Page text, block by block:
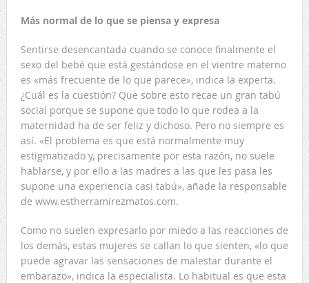
Más normal de lo que se piensa y expresa
Sentirse desencantada cuando se conoce finalmente el
sexo del bebé que está gestándose en el vientre materno
es «más frecuente de lo que parece», indica la experta.
¿Cuál es la cuestión? Que sobre esto recae un gran tabú
social porque se supone que todo lo que rodea a la
maternidad ha de ser feliz y dichoso. Pero no siempre es
así. «El problema es que está normalmente muy
estigmatizado y, precisamente por esta razón, no suele
hablarse, y por ello a las madres a las que les pasa les
supone una experiencia casi tabú», añade la responsable
de www.estherramirezmatos.com.
Como no suelen expresarlo por miedo a las reacciones de
los demás, estas mujeres se callan lo que sienten, «lo que
puede agravar las sensaciones de malestar durante el
embarazo», indica la especialista. Lo habitual es que esta